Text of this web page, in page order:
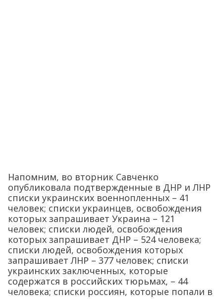
Напомним, во вторник Савченко
опубликовала подтвержденные в ДНР и ЛНР
списки украинских военнопленных – 41
человек; списки украинцев, освобождения
которых запрашивает Украина – 121
человек; списки людей, освобождения
которых запрашивает ДНР – 524 человека;
списки людей, освобождения которых
запрашивает ЛНР – 377 человек; списки
украинских заключенных, которые
содержатся в российских тюрьмах, – 44
человека; списки россиян, которые попали в